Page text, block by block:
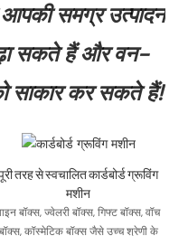
समग्र उत्पादन
सकते हैं और वन-
साकार कर सकते हैं!
तरह से स्वचालित कार्डबोर्ड ग्रूविंग
मशीन
बॉक्स, ज्वेलरी बॉक्स, गिफ्ट बॉक्स, वॉच
बॉक्स, कॉस्मेटिक बॉक्स जैसे उच्च श्रेणी के